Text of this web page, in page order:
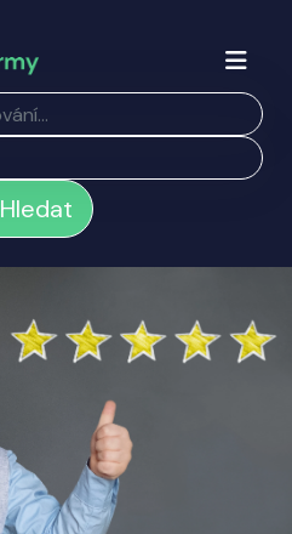
Hledat